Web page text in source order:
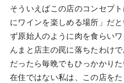
そういえばこの店のコンセプ
にワインを楽しめる場所」だ
ず原始人のように肉を食らい
んまと店主の罠に落ちたわけ
だったら毎晩でもひっかかり
在住ではない私は、この店を